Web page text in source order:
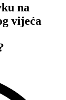
na
vijeća